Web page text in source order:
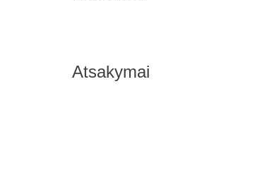
Atsakymai